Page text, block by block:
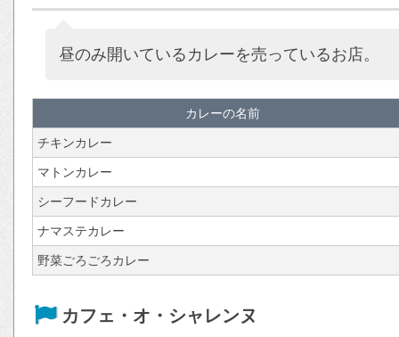
昼のみ開いているカレーを売っているお店。
カレーの名前
チキンカレー
マトンカレー
シーフードカレー
ナマステカレー
野菜ごろごろカレー
カフェ・オ・シャレンヌ